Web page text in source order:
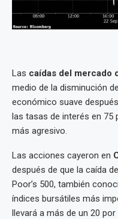
Las caídas del mercado
medio de la disminución
económico suave
las tasas de interés en 75
más agresivo.
Las acciones cayeron en
después de que la caída
Poor’s 500, también
índices bursátiles más
llevará a más de un 20